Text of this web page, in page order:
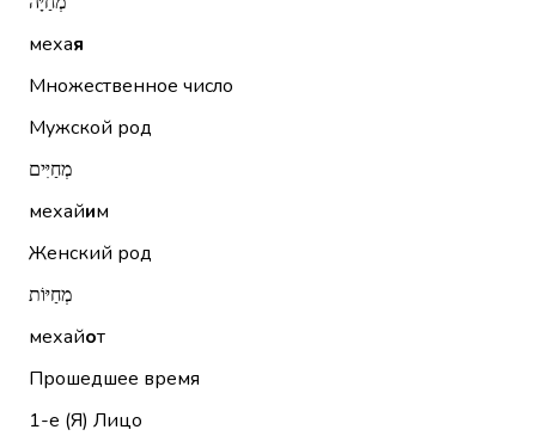
мехая
Множественное число
Мужской род
מְחַיִּים
мехайим
Женский род
מְחַיּוֹת
мехайот
Прошедшее время
1-е (Я) Лицо